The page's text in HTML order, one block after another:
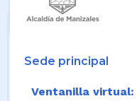
Sede principal
Ventanilla virtual: